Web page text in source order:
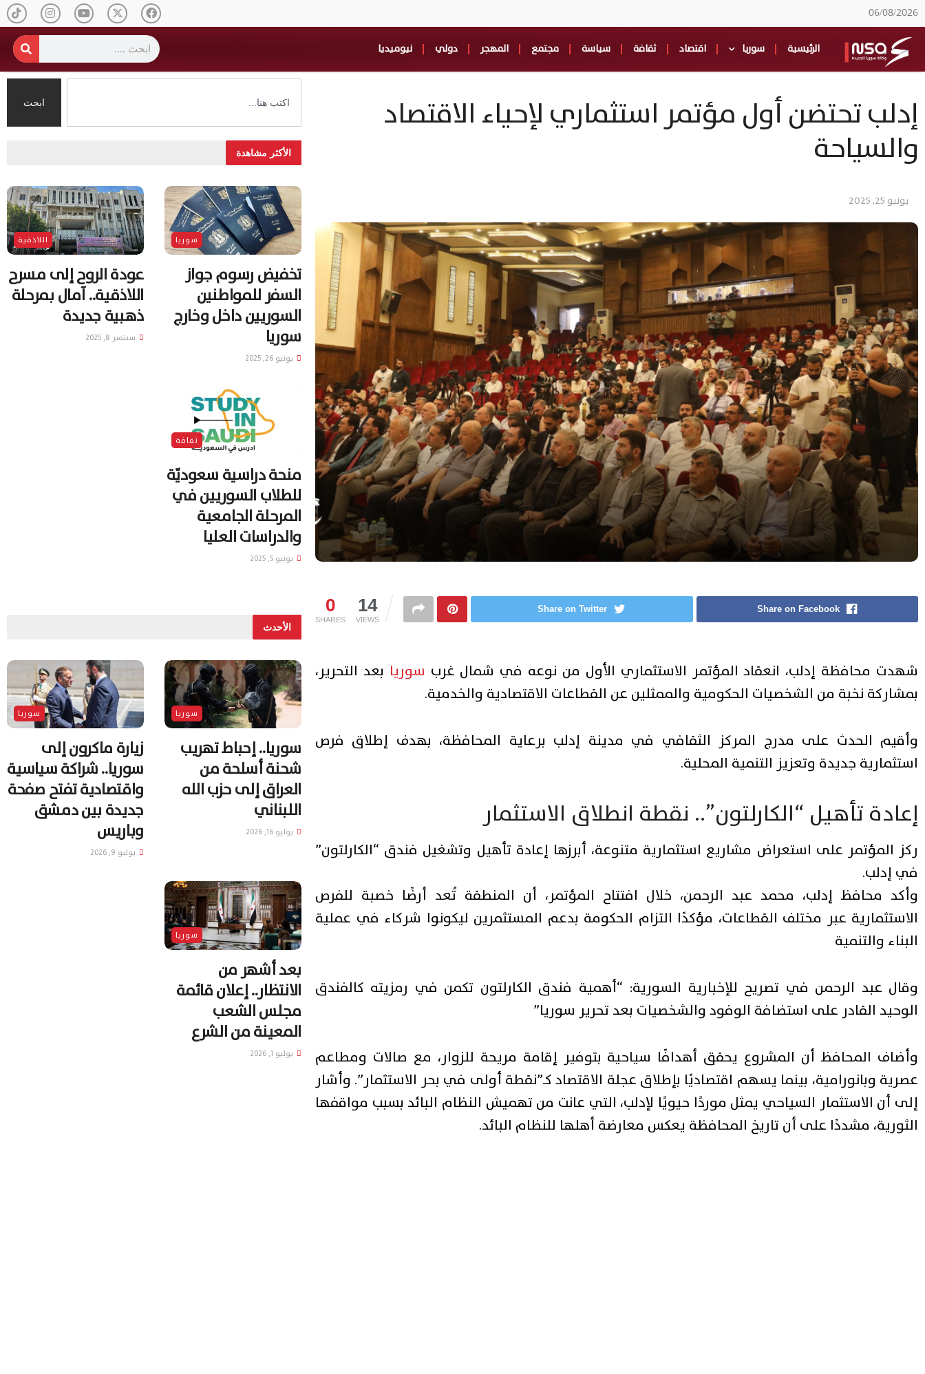
06/08/2026
الرئيسية سوريا اقتصاد ثقافة سياسة مجتمع المهجر دولي نيوميديا
إدلب تحتضن أول مؤتمر استثماري لإحياء الاقتصاد
والسياحة
يونيو 25, 2025
0
SHARES
14
VIEWS
Share on Facebook
Share on Twitter
شهدت محافظة إدلب، انعقاد المؤتمر الاستثماري الأول من نوعه في شمال غرب سوريا بعد التحرير،
بمشاركة نخبة من الشخصيات الحكومية والممثلين عن القطاعات الاقتصادية والخدمية.
وأقيم الحدث على مدرج المركز الثقافي في مدينة إدلب برعاية المحافظة، بهدف إطلاق فرص
استثمارية جديدة وتعزيز التنمية المحلية.
إعادة تأهيل “الكارلتون”.. نقطة انطلاق الاستثمار
ركز المؤتمر على استعراض مشاريع استثمارية متنوعة، أبرزها إعادة تأهيل وتشغيل فندق “الكارلتون”
في إدلب.
وأكد محافظ إدلب، محمد عبد الرحمن، خلال افتتاح المؤتمر، أن المنطقة تُعد أرضًا خصبة للفرص
الاستثمارية عبر مختلف القطاعات، مؤكدًا التزام الحكومة بدعم المستثمرين ليكونوا شركاء في عملية
البناء والتنمية
وقال عبد الرحمن في تصريح للإخبارية السورية: “أهمية فندق الكارلتون تكمن في رمزيته كالفندق
الوحيد القادر على استضافة الوفود والشخصيات بعد تحرير سوريا”
وأضاف المحافظ أن المشروع يحقق أهدافًا سياحية بتوفير إقامة مريحة للزوار، مع صالات ومطاعم
عصرية وبانورامية، بينما يسهم اقتصاديًا بإطلاق عجلة الاقتصاد كـ”نقطة أولى في بحر الاستثمار”. وأشار
إلى أن الاستثمار السياحي يمثل موردًا حيويًا لإدلب، التي عانت من تهميش النظام البائد بسبب مواقفها
الثورية، مشددًا على أن تاريخ المحافظة يعكس معارضة أهلها للنظام البائد.
ابحث
الأكثر مشاهدة
سوريا
تخفيض رسوم جواز
السفر للمواطنين
السوريين داخل وخارج
سوريا
يونيو 26, 2025
اللاذقية
عودة الروح إلى مسرح
اللاذقية.. آمال بمرحلة
ذهبية جديدة
سبتمبر 8, 2025
ثقافة
منحة دراسية سعوديّة
للطلاب السوريين في
المرحلة الجامعية
والدراسات العليا
يونيو 5, 2025
الأحدث
سوريا
سوريا.. إحباط تهريب
شحنة أسلحة من
العراق إلى حزب الله
اللبناني
يوليو 16, 2026
سوريا
زيارة ماكرون إلى
سوريا.. شراكة سياسية
واقتصادية تفتح صفحة
جديدة بين دمشق
وباريس
يوليو 9, 2026
سوريا
بعد أشهر من
الانتظار.. إعلان قائمة
مجلس الشعب
المعينة من الشرع
يوليو 1, 2026